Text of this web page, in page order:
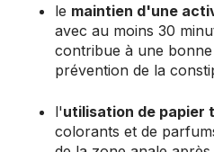
le maintien d'une
avec au moins 30
contribue à une
prévention de la
l'utilisation de papier
colorants et de